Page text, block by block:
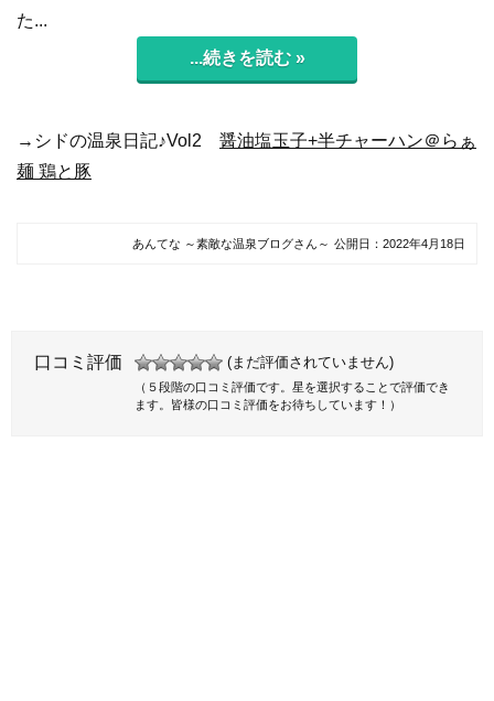
た...
...続きを読む »
→シドの温泉日記♪Vol2 醤油塩玉子+半チャーハン＠らぁ
麺 鶏と豚
あんてな ～素敵な温泉ブログさん～ 公開日： 2022年4月18日
口コミ評価 (まだ評価されていません)
（５段階の口コミ評価です。星を選択することで評価でき
ます。皆様の口コミ評価をお待ちしています！）